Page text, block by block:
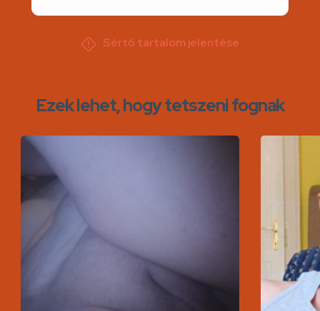
Sértő tartalom jelentése
Ezek lehet, hogy tetszeni fognak